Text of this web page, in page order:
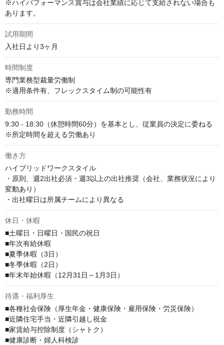
※ハイパフォーマンス賞与は会社業績に応じて支給されない場合も
あります。
試用期間
入社日より3ヶ月
時間制度
専門業務型裁量労働制
※適用条件有、フレックスタイム制の可能性有
勤務時間
9:30 - 18:30（休憩時間60分）を基本とし、従業員の決定に委ねる
※所定時間を超える労働あり
働き方
ハイブリッドワークスタイル
・原則、週2出社必須・週3以上の出社推奨（会社、業務状況により
変動あり）
・出社曜日は所属チームにより異なる
休日・休暇
■土曜日・日曜日・国民の祝日
■年次有給休暇
■夏季休暇（3日）
■冬季休暇（2日）
■年末年始休暇（12月31日～1月3日）
待遇・福利厚生
■各種社会保険（厚生年金・健康保険・雇用保険・労災保険）
■近隣住宅手当・近隣引越し祝金
■家賃給与控除制度（シャトク）
■健康診断・婦人科検診